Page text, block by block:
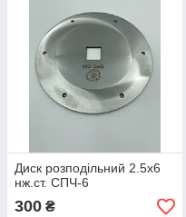
Диск розподільний 2.5х6
нж.ст. СПЧ-6
300 ₴